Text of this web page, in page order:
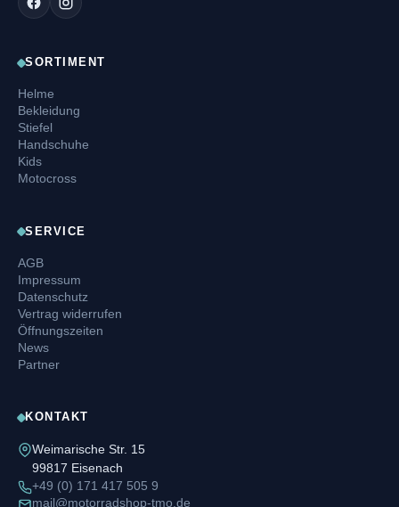
SORTIMENT
Helme
Bekleidung
Stiefel
Handschuhe
Kids
Motocross
SERVICE
AGB
Impressum
Datenschutz
Vertrag widerrufen
Öffnungszeiten
News
Partner
KONTAKT
Weimarische Str. 15
99817 Eisenach
+49 (0) 171 417 505 9
mail@motorradshop-tmo.de